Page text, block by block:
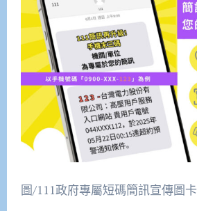
圖/111政府專屬短碼簡訊宣傳圖卡